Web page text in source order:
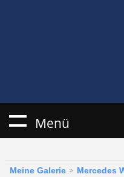
Menü
Meine Galerie Mercedes